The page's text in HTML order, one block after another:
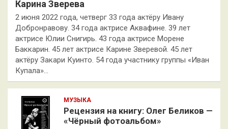
Карина Зверева
2 июня 2022 года, четверг 33 года актёру Ивану
Добронравову. 34 года актрисе Аквафине. 39 лет
актрисе Юлии Снигирь. 43 года актрисе Морене
Баккарин. 45 лет актрисе Карине Зверевой. 45 лет
актёру Закари Куинто. 54 года участнику группы «Иван
Купала»…
МУЗЫКА
Рецензия на книгу: Олег Беликов —
«Чёрный фотоальбом»